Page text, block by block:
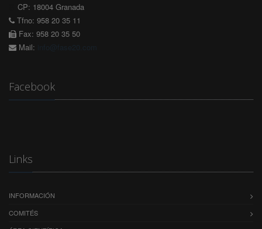
CP: 18004 Granada
Tfno: 958 20 35 11
Fax: 958 20 35 50
Mail:
info@fase20.com
Facebook
Links
INFORMACIÓN
COMITÉS